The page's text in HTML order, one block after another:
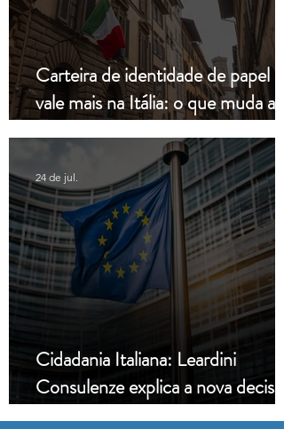
Carteira de identidade de papel
vale mais na Itália: o que muda a
Cidadania Italiana: Leardini
Consulenze explica a nova decisão
da Corte Constitucional
24 de jul.